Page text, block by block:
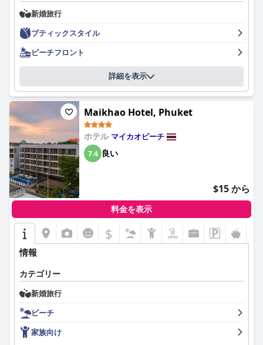
宿泊客は、バラエティに富んだ美味しいアラカルトメニューが特
徴で、注文を受けてから作られる素晴らしい朝食をよく褒めま
す。温かくフレンドリーなスタッフと美しい雰囲気によって食事
体験はさらに高められ、時には素晴らしい海の景色を眺めながら
朝食を楽しむことができます。リゾートのレストランは、特にビ
ーフマッサマンなど、美味しい夕食の提供でも好評を得ています
が、ランチメニューについては改善の余地があるというレビュー
もあります。
Coriacea Beachfront Boutique Resortの宿泊施設は強くお勧めさ
れており、特に広々とした快適な客室と、勤勉なスタッフによっ
て維持されている一貫した清潔さが評価されています。プールに
直接アクセスできる客室や美しい海の景色は魅力を高め、リラッ
クスした滞在のための穏やかで絵のように美しい環境を提供しま
す。ベッドはその並外れた快適さで頻繁に強調され、安らかな夜
の睡眠に貢献しています。
リゾートの清潔さへのこだわりは、客室だけでなく、プールエリ
アやビーチを含む施設全体に及んでいます。スパジェットとサン
ベッドを備えた大きなインフィニティプールは、もう1つの際立
った特徴であり、宿泊客が特に魅力的に感じる海とのシームレス
な視覚的なつながりを提供します。ビーチ自体は、手付かずで広
大で、混雑していない性質で絶賛されており、くつろぐのに最適
な親密で落ち着いた環境を作り出しています。
Coriacea Beachfront Boutique Phuket Resortのスタッフは、そ
客を常に感動させています。特別な日のための個人的なタッチと
思いやりのある手配は、言語能力とプロ意識に関する時折の指摘
にもかかわらず、全体的な体験を向上させます。
新婚旅行
ブティックスタイル
ビーチフロント
詳細を表示
Maikhao Hotel, Phuket
ホテル マイカオビーチ
7.4 良い
$15 から
料金を表示
$
情報
カテゴリー
新婚旅行
ビーチ
家族向け